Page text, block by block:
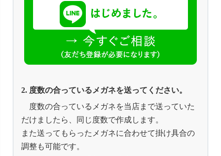
2. 度数の合っているメガネを送ってください。
度数の合っているメガネを当店まで送っていた
だけましたら、同じ度数で作成します。
また送ってもらったメガネに合わせて掛け具合の
調整も可能です。